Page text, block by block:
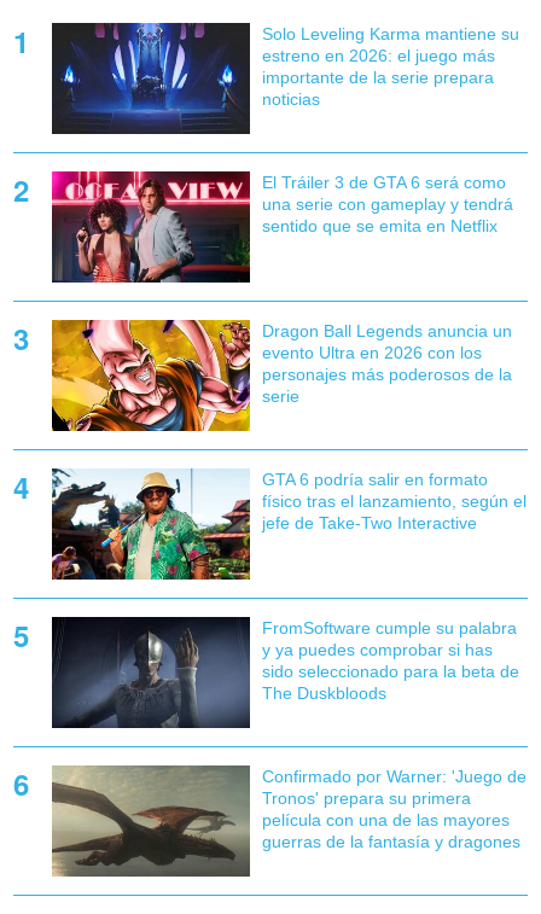
Solo Leveling Karma mantiene su
estreno en 2026: el juego más
importante de la serie prepara
noticias
El Tráiler 3 de GTA 6 será como
una serie con gameplay y tendrá
sentido que se emita en Netflix
Dragon Ball Legends anuncia un
evento Ultra en 2026 con los
personajes más poderosos de la
serie
GTA 6 podría salir en formato
físico tras el lanzamiento, según el
jefe de Take-Two Interactive
FromSoftware cumple su palabra
y ya puedes comprobar si has
sido seleccionado para la beta de
The Duskbloods
Confirmado por Warner: 'Juego de
Tronos' prepara su primera
película con una de las mayores
guerras de la fantasía y dragones